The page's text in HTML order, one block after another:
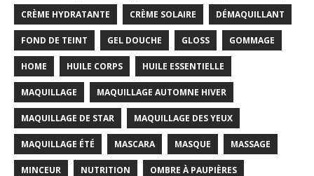
CRÈME HYDRATANTE CRÈME SOLAIRE DÉMAQUILLANT
FOND DE TEINT GEL DOUCHE GLOSS GOMMAGE
HOME HUILE CORPS HUILE ESSENTIELLE
MAQUILLAGE MAQUILLAGE AUTOMNE HIVER
MAQUILLAGE DE STAR MAQUILLAGE DES YEUX
MAQUILLAGE ÉTÉ MASCARA MASQUE MASSAGE
MINCEUR NUTRITION OMBRE À PAUPIÈRES